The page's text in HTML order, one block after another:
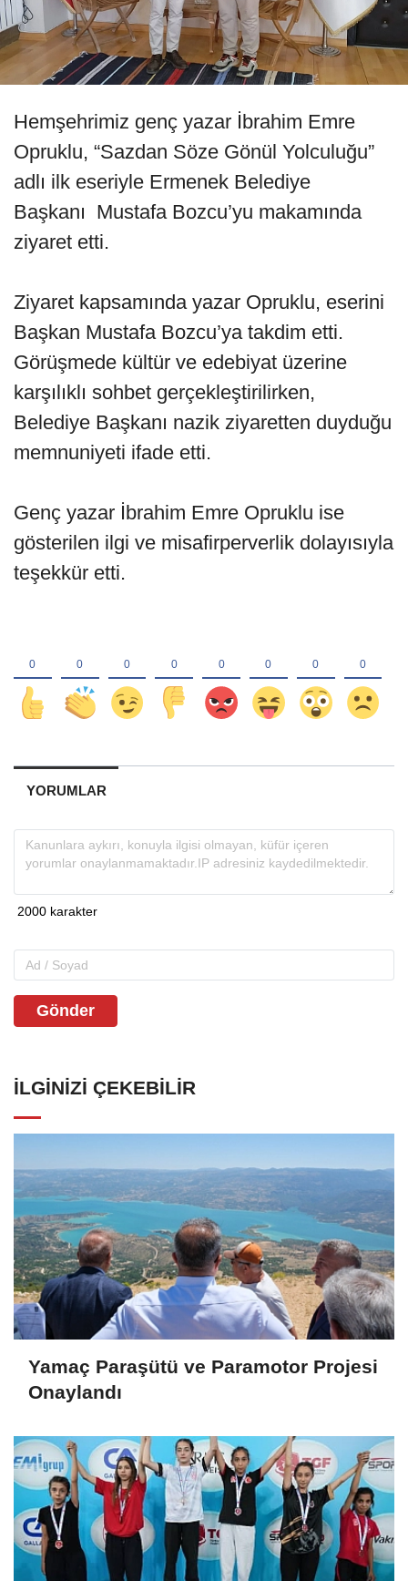
Hemşehrimiz genç yazar İbrahim Emre
Opruklu, “Sazdan Söze Gönül Yolculuğu”
adlı ilk eseriyle Ermenek Belediye
Başkanı Mustafa Bozcu’yu makamında
ziyaret etti.
Ziyaret kapsamında yazar Opruklu, eserini
Başkan Mustafa Bozcu’ya takdim etti.
Görüşmede kültür ve edebiyat üzerine
karşılıklı sohbet gerçekleştirilirken,
Belediye Başkanı nazik ziyaretten duyduğu
memnuniyeti ifade etti.
Genç yazar İbrahim Emre Opruklu ise
gösterilen ilgi ve misafirperverlik dolayısıyla
teşekkür etti.
YORUMLAR
Gönder
İLGINIZI ÇEKEBILIR
Yamaç Paraşütü ve Paramotor Projesi
Onaylandı